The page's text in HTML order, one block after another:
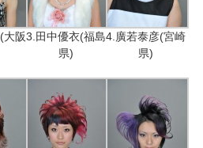
大阪3.田中優衣(福島
県)
4.廣若泰彦(宮崎
県)